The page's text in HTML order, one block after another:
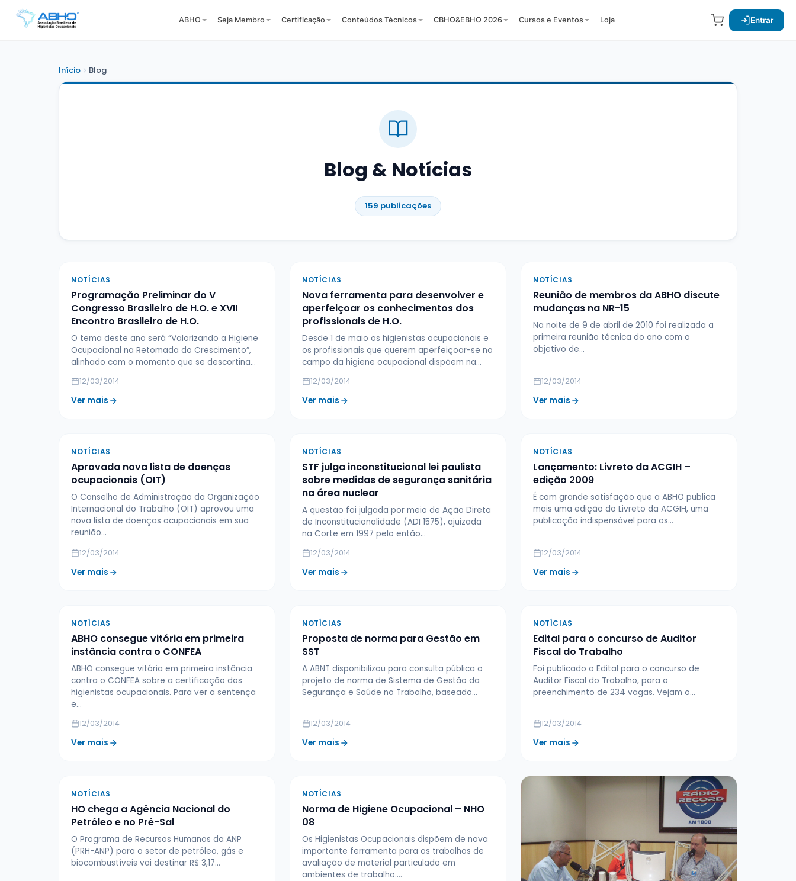
ABHO Seja Membro Certificação Conteúdos Técnicos CBHO&EBHO 2026 Cursos e Eventos Loja Entrar
Início Blog
Blog & Notícias
159 publicações
NOTÍCIAS
Programação Preliminar do V
Congresso Brasileiro de H.O. e XVII
Encontro Brasileiro de H.O.
O tema deste ano será “Valorizando a Higiene
Ocupacional na Retomada do Crescimento”,
alinhado com o momento que se descortina…
12/03/2014
Ver mais
NOTÍCIAS
Nova ferramenta para desenvolver e
aperfeiçoar os conhecimentos dos
profissionais de H.O.
Desde 1 de maio os higienistas ocupacionais e
os profissionais que querem aperfeiçoar-se no
campo da higiene ocupacional dispõem na…
12/03/2014
Ver mais
NOTÍCIAS
Reunião de membros da ABHO discute
mudanças na NR-15
Na noite de 9 de abril de 2010 foi realizada a
primeira reunião técnica do ano com o
objetivo de…
12/03/2014
Ver mais
NOTÍCIAS
Aprovada nova lista de doenças
ocupacionais (OIT)
O Conselho de Administração da Organização
Internacional do Trabalho (OIT) aprovou uma
nova lista de doenças ocupacionais em sua
reunião…
12/03/2014
Ver mais
NOTÍCIAS
STF julga inconstitucional lei paulista
sobre medidas de segurança sanitária
na área nuclear
A questão foi julgada por meio de Ação Direta
de Inconstitucionalidade (ADI 1575), ajuizada
na Corte em 1997 pelo então…
12/03/2014
Ver mais
NOTÍCIAS
Lançamento: Livreto da ACGIH –
edição 2009
É com grande satisfação que a ABHO publica
mais uma edição do Livreto da ACGIH, uma
publicação indispensável para os…
12/03/2014
Ver mais
NOTÍCIAS
ABHO consegue vitória em primeira
instância contra o CONFEA
ABHO consegue vitória em primeira instância
contra o CONFEA sobre a certificação dos
higienistas ocupacionais. Para ver a sentença
e…
12/03/2014
Ver mais
NOTÍCIAS
Proposta de norma para Gestão em
SST
A ABNT disponibilizou para consulta pública o
projeto de norma de Sistema de Gestão da
Segurança e Saúde no Trabalho, baseado…
12/03/2014
Ver mais
NOTÍCIAS
Edital para o concurso de Auditor
Fiscal do Trabalho
Foi publicado o Edital para o concurso de
Auditor Fiscal do Trabalho, para o
preenchimento de 234 vagas. Vejam o…
12/03/2014
Ver mais
NOTÍCIAS
HO chega a Agência Nacional do
Petróleo e no Pré-Sal
O Programa de Recursos Humanos da ANP
(PRH-ANP) para o setor de petróleo, gás e
biocombustíveis vai destinar R$ 3,17…
NOTÍCIAS
Norma de Higiene Ocupacional – NHO
08
Os Higienistas Ocupacionais dispõem de nova
importante ferramenta para os trabalhos de
avaliação de material particulado em
ambientes de trabalho.…